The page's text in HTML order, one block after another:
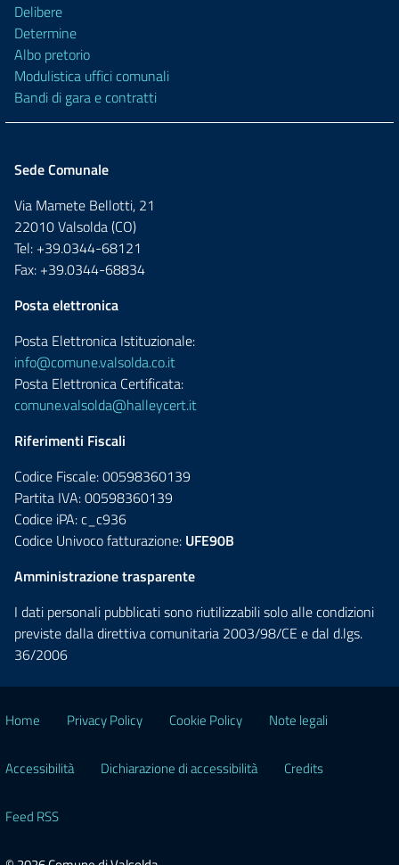
Delibere
Determine
Albo pretorio
Modulistica uffici comunali
Bandi di gara e contratti
Sede Comunale
Via Mamete Bellotti, 21
22010 Valsolda (CO)
Tel: +39.0344-68121
Fax: +39.0344-68834
Posta elettronica
Posta Elettronica Istituzionale:
info@comune.valsolda.co.it
Posta Elettronica Certificata:
comune.valsolda@halleycert.it
Riferimenti Fiscali
Codice Fiscale: 00598360139
Partita IVA: 00598360139
Codice iPA: c_c936
Codice Univoco fatturazione: UFE90B
Amministrazione trasparente
I dati personali pubblicati sono riutilizzabili solo alle condizioni
previste dalla direttiva comunitaria 2003/98/CE e dal d.lgs.
36/2006
Home Privacy Policy Cookie Policy Note legali
Accessibilità Dichiarazione di accessibilità Credits
Feed RSS